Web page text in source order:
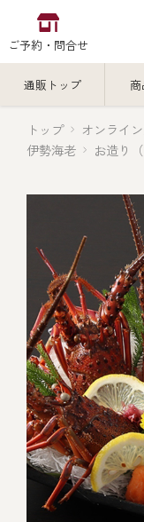
ご予約・問合せ
中納言の伊勢海老
用途・シーン
レストラン
オンライン通販
(造り/焼
弁当宅配・仕出
通販トップ
カテゴリから探
伊勢海老
全ての商
お造り（
焼物
蒸し
ごちそ
全ての商
ごちそう
還暦重
おせち
全ての商
生おせち
海鮮鍋
海鮮Ｂ
トップ オンライ
伊勢海老
お造り（